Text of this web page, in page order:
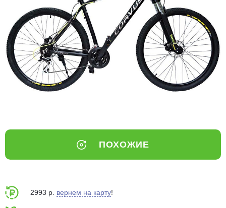
ПОХОЖИЕ
2993 р. вернем на карту!
Добавляйте товары
в корзину
Оплачивайте сегодня только
25% картой любого банка
выбранный способом
Оставшиеся75% будут